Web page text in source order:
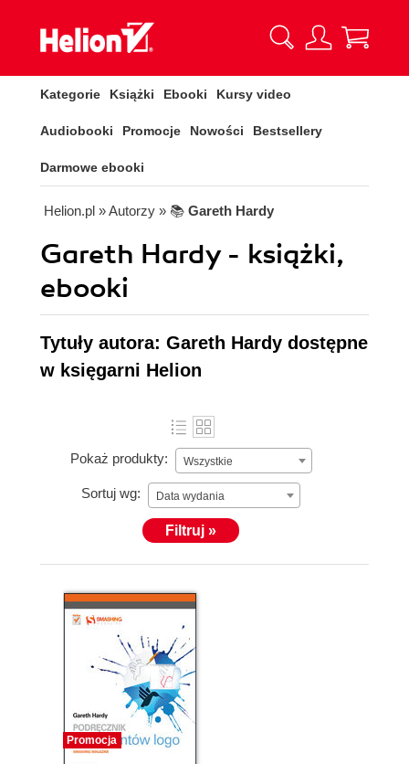
Kategorie Książki Ebooki Kursy video
Audiobooki Promocje Nowości Bestsellery
Darmowe ebooki
Helion.pl » Autorzy » 📚 Gareth Hardy
Gareth Hardy - książki,
ebooki
Tytuły autora: Gareth Hardy dostępne
w księgarni Helion
Pokaż produkty: Wszystkie
Sortuj wg: Data wydania
Filtruj »
Promocja